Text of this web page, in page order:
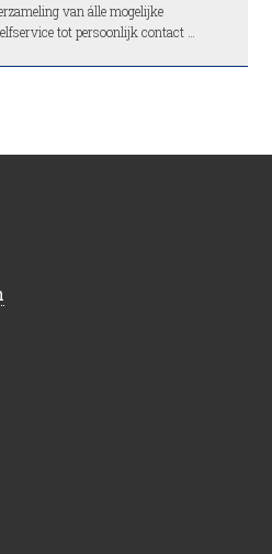
van álle mogelijke
tot persoonlijk contact …